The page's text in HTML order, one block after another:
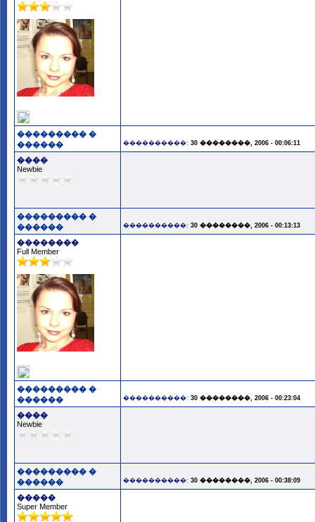
��������� �
������
����������: 30 ��������, 2006 - 00:06:11
����
Newbie
��������� �
������
����������: 30 ��������, 2006 - 00:13:13
��������
Full Member
��������� �
������
����������: 30 ��������, 2006 - 00:23:04
����
Newbie
��������� �
������
����������: 30 ��������, 2006 - 00:38:09
�����
Super Member